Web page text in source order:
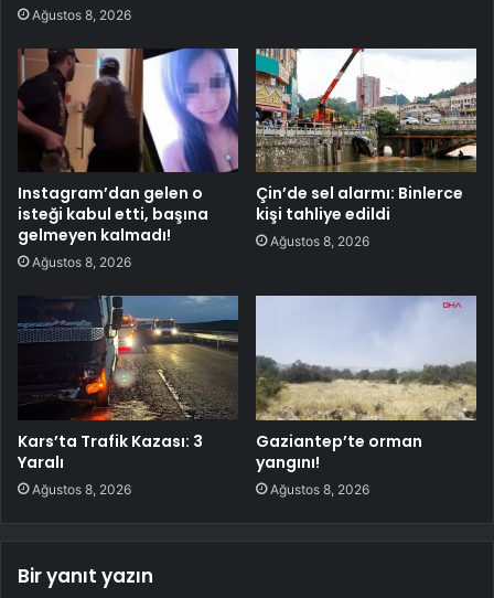
Ağustos 8, 2026
Instagram’dan gelen o
isteği kabul etti, başına
gelmeyen kalmadı!
Ağustos 8, 2026
Çin’de sel alarmı: Binlerce
kişi tahliye edildi
Ağustos 8, 2026
Kars’ta Trafik Kazası: 3
Yaralı
Ağustos 8, 2026
Gaziantep’te orman
yangını!
Ağustos 8, 2026
Bir yanıt yazın